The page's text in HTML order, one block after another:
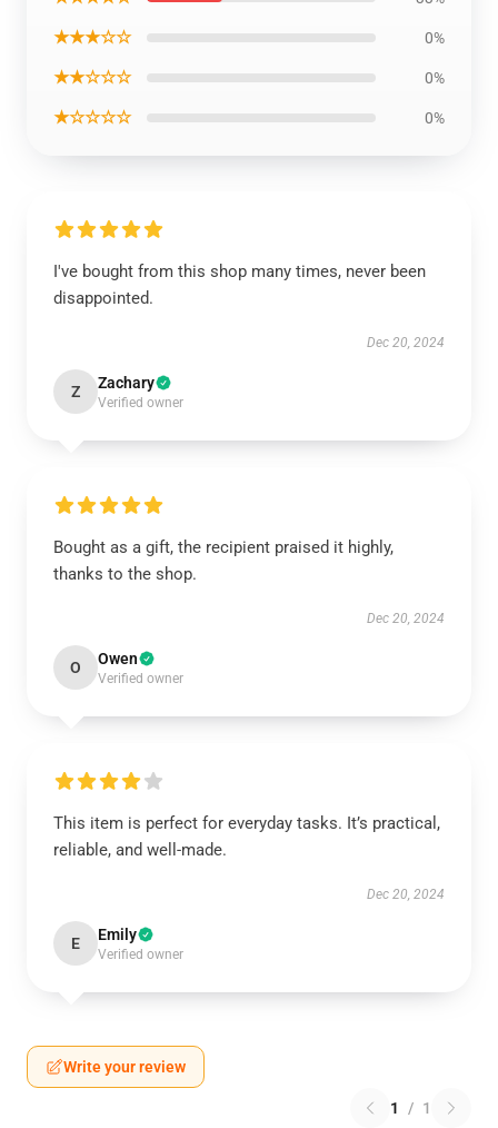
★★★☆☆ 0%
★★☆☆☆ 0%
★☆☆☆☆ 0%
I've bought from this shop many times, never been
disappointed.
Dec 20, 2024
Z Zachary
Verified owner
Bought as a gift, the recipient praised it highly,
thanks to the shop.
Dec 20, 2024
O Owen
Verified owner
This item is perfect for everyday tasks. It’s practical,
reliable, and well-made.
Dec 20, 2024
E Emily
Verified owner
Write your review
1 / 1